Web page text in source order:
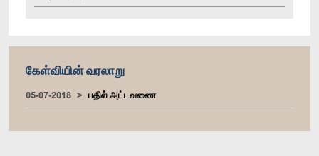
கேள்வியின் வரலாறு
05-07-2018 பதில் அட்டவணை